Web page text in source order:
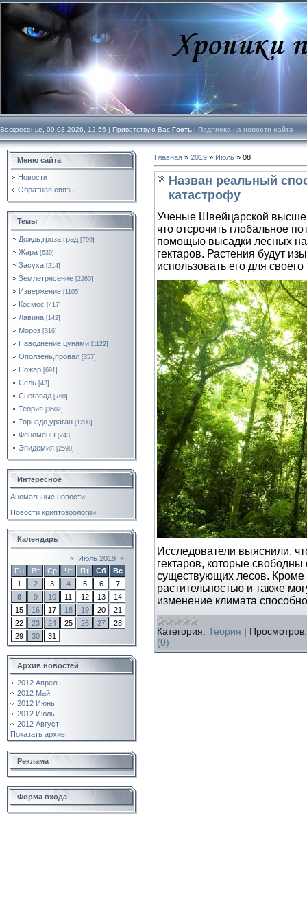
Воскресенье, 09.08.2026, 12:56 | Приветствую Вас Гость | Подписка на новости сайта
Меню сайта
Новости
Обратная связь
Темы
Дождь,гроза,град [799]
Жара [639]
Засуха [214]
Землетрясение [2260]
Извержение [1105]
Космос [417]
Лавина [142]
Мороз [316]
Наводнение,цунами [1122]
Оползень,провал [357]
Пожар [691]
Сель [43]
Снегопад [768]
Теория [3502]
Торнадо,ураган [1200]
Феномены [243]
Эпидемия [2590]
Интересное
Аномальные новости
Новости криптозоологии
Календарь
« Июль 2019 »
Пн
Вт Ср Чт Пт Сб
Вс
1
2 3 4 5 6
7
8
9 10 11 12 13
14
15
16 17 18 19 20
21
22
23 24 25 26 27
28
29
30 31
Архив новостей
2012 Апрель
2012 Май
2012 Июнь
2012 Июль
2012 Август
Показать архив
Реклама
Форма входа
Главная » 2019 » Июль » 08
Назван реальный
катастрофу
Ученые Швейцарской
что отсрочить глобальное
помощью высадки лесных
гектаров. Растения будут
использовать его для
Исследователи выяснили,
гектаров, которые
существующих лесов. Кроме
растительностью и также
изменение климата
Категория: Теория | Просмотров:
(0)